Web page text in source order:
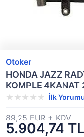
Otoker
HONDA JAZZ
KOMPLE
İlk
5.904,74 TL
89,25 EUR + KDV